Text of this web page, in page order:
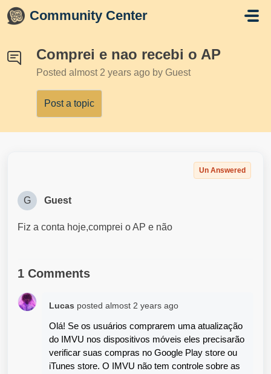
Skip to main content
Community Center
Comprei e nao recebi o AP
Posted almost 2 years ago by Guest
Post a topic
Un Answered
G Guest
Fiz a conta hoje,comprei o AP e não
1 Comments
Lucas posted almost 2 years ago
Olá! Se os usuários comprarem uma atualização
do IMVU nos dispositivos móveis eles precisarão
verificar suas compras no Google Play store ou
iTunes store. O IMVU não tem controle sobre as